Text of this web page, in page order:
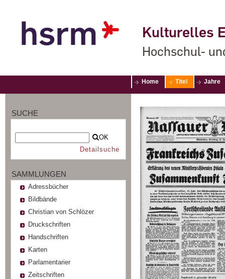
Kulturelles
Hochschul-
Home Titel Jahre
SUCHE
OK
Detailsuche
SAMMLUNGEN
Adressbücher
Bildbände
Christian von Schlözer
Druckschriften
Handschriften
Karten
Parlamentarier
Zeitschriften